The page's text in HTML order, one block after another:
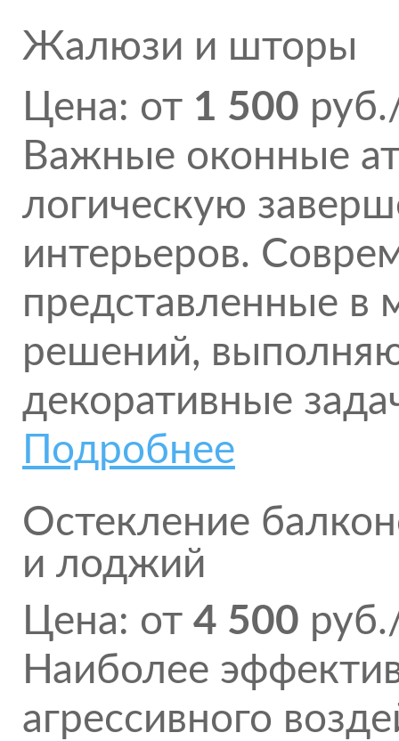
Жалюзи и шторы
Цена: от 1 500
Важные оконные
логическую
интерьеров.
представленные в
решений,
декоративные
Подробнее
Остекление
и лоджий
Цена: от 4 500
Наиболее
агрессивного